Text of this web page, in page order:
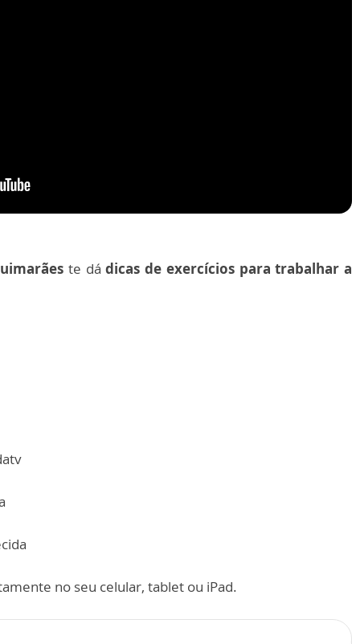
te dá dicas de exercícios para trabalhar a
no seu celular, tablet ou iPad.